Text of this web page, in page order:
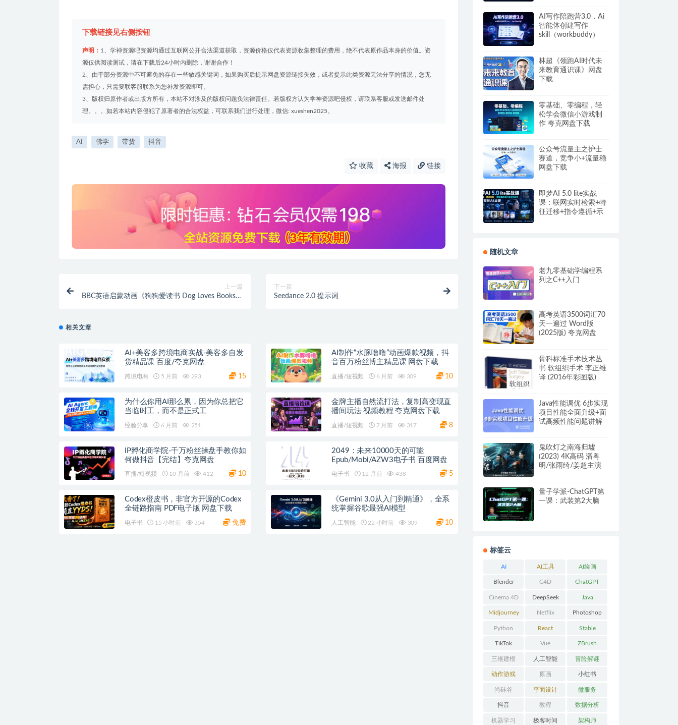
下载链接见右侧按钮
声明： 1、学神资源吧资源均通过互联网公开合法渠道获取，资源价格仅代表资源收集整理的费用，绝不代表原作品本身的价值。资
源仅供阅读测试，请在下载后24小时内删除，谢谢合作！
2、由于部分资源中不可避免的存在一些敏感关键词，如果购买后提示网盘资源链接失效，或者提示此类资源无法分享的情况，您无
需担心，只需要联客服联系为您补发资源即可。
3、版权归原作者或出版方所有，本站不对涉及的版权问题负法律责任。若版权方认为学神资源吧侵权，请联系客服或发送邮件处
理。。。如若本站内容侵犯了原著者的合法权益，可联系我们进行处理，微信: xueshen2025。
AI 佛学 带货 抖音
收藏 海报 链接
上一篇
BBC英语启蒙动画《狗狗爱读书 Dog Loves Books》
下一篇
Seedance 2.0 提示词
相关文章
AI+美客多跨境电商实战-美客多自发
货精品课 百度/夸克网盘
跨境电商 5 月前 293 15
AI制作“水豚噜噜”动画爆款视频，抖
音百万粉丝博主精品课 网盘下载
直播/短视频 6 月前 309 10
为什么你用AI那么累，因为你总把它
当临时工，而不是正式工
经验分享 6 月前 251
金牌主播自然流打法，复制高变现直
播间玩法 视频教程 夸克网盘下载
直播/短视频 7 月前 317 8
IP孵化商学院-千万粉丝操盘手教你如
何做抖音【完结】夸克网盘
直播/短视频 10 月前 412 10
2049：未来10000天的可能
Epub/Mobi/AZW3电子书 百度网盘
电子书 12 月前 438 5
Codex橙皮书，非官方开源的Codex
全链路指南 PDF电子版 网盘下载
电子书 15 小时前 354 免费
《Gemini 3.0从入门到精通》，全系
统掌握谷歌最强AI模型
人工智能 22 小时前 309 10
AI写作陪跑营3.0，Ai
智能体创建写作
skill（workbuddy）
林超《领跑AI时代未
来教育通识课》网盘
下载
零基础、零编程，轻
松学会微信小游戏制
作 夸克网盘下载
公众号流量主之护士
赛道，竞争小+流量稳
网盘下载
即梦AI 5.0 lite实战
课：联网实时检索+特
征迁移+指令遵循+示
随机文章
老九零基础学编程系
列之C++入门
高考英语3500词汇70
天一遍过 Word版
(2025版) 夸克网盘
骨科标准手术技术丛
书 软组织手术 李正维
译 (2016年彩图版)
Java性能调优 6步实现
项目性能全面升级+面
试高频性能问题讲解
鬼吹灯之南海归墟
(2023) 4K高码 潘粤
明/张雨绮/姜超主演
量子学派-ChatGPT第
一课：武装第2大脑
标签云
AI AI工具 AI绘画
Blender C4D ChatGPT
Cinema 4D DeepSeek Java
Midjourney Netflix Photoshop
Python React Stable
Diffusion
TikTok Vue ZBrush
三维建模 人工智能 冒险解谜
AVG
动作游戏
ACT
原画 小红书
尚硅谷 平面设计 微服务
抖音 教程 数据分析
机器学习 极客时间 架构师